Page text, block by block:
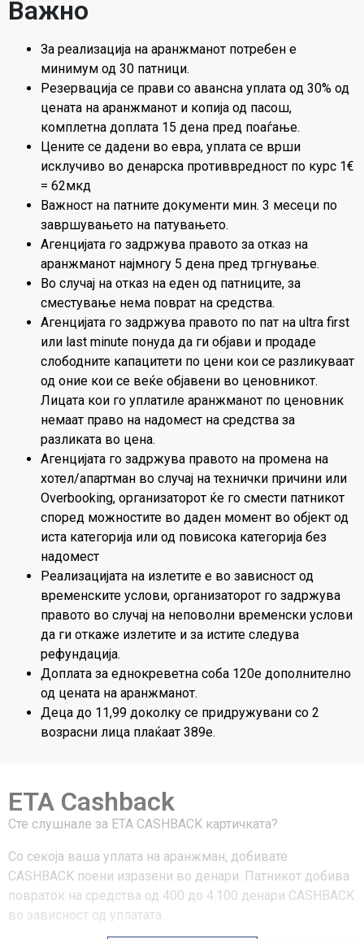
Важно
За реализација на аранжманот потребен е
минимум од 30 патници.
Резервација се прави со авансна уплата од 30% од
цената на аранжманот и копија од пасош,
комплетна доплата 15 дена пред поаѓање.
Цените се дадени во евра, уплата се врши
исклучиво во денарска противвредност по курс 1€
= 62мкд
Важност на патните документи мин. 3 месеци по
завршувањето на патувањетo.
Агенцијата го задржува правото за отказ на
аранжманот најмногу 5 дена пред тргнување.
Во случај на отказ на еден од патниците, за
сместување нема поврат на средства.
Агенцијата го задржува правото по пат на ultra first
или last minute понуда да ги објави и продаде
слободните капацитети по цени кои се разликуваат
од оние кои се веќе објавени во ценовникот.
Лицата кои го уплатиле аранжманот по ценовник
немаат право на надомест на средства за
разликата во цена.
Агенцијата го задржува правото на промена на
хотел/апартман во случај на технички причини или
Overbooking, организаторот ќе го смести патникот
според можностите во даден момент во објект од
иста категорија или од повисока категорија без
надомест
Реализацијата на излетите е во зависност од
временските услови, организаторот го задржува
правото во случај на неповолни временски услови
да ги откаже излетите и за истите следува
рефундација.
Доплата за еднокреветна соба 120е дополнително
од цената на аранжманот.
Деца до 11,99 доколку се придружувани со 2
возрасни лица плаќаат 389е.
ETA Cashback
Сте слушнале за ЕТА CASHBACK картичката?
Со секоја ваша уплата на аранжман, добивате
CASHBACK поени изразени во денари. Патникот добива
повраток на средства од 400 до 4.100 денари CASHBACK
во зависност од уплатата.